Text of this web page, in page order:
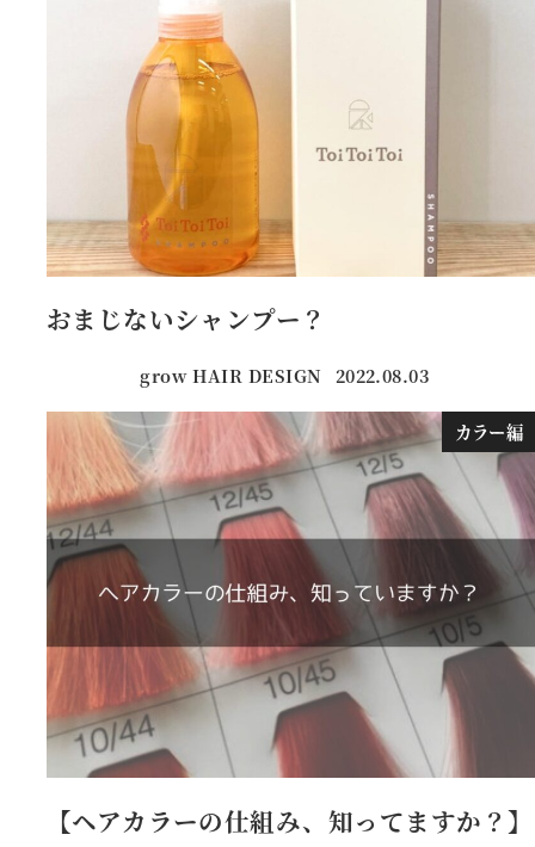
おまじないシャンプー？
grow HAIR DESIGN 投稿日
2022.08.03
カラー編
【ヘアカラーの仕組み、知ってますか？】